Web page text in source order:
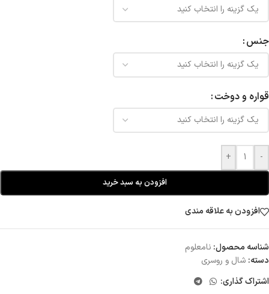
جنس
قواره و دوخت
-
+
افزودن به سبد خرید
افزودن به علاقه مندی
شناسه محصول: نامعلوم
دسته: شال و روسری
اشتراک گذاری: